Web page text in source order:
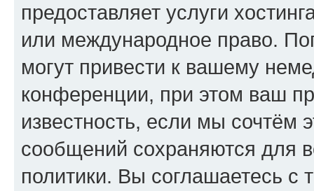
предоставляет услуги
или международное право.
могут привести к вашему
конференции, при этом ваш
известность, если мы сочтём
сообщений сохраняются для
политики. Вы соглашаетесь